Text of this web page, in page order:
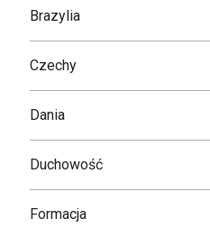
Brazylia
Czechy
Dania
Duchowość
Formacja